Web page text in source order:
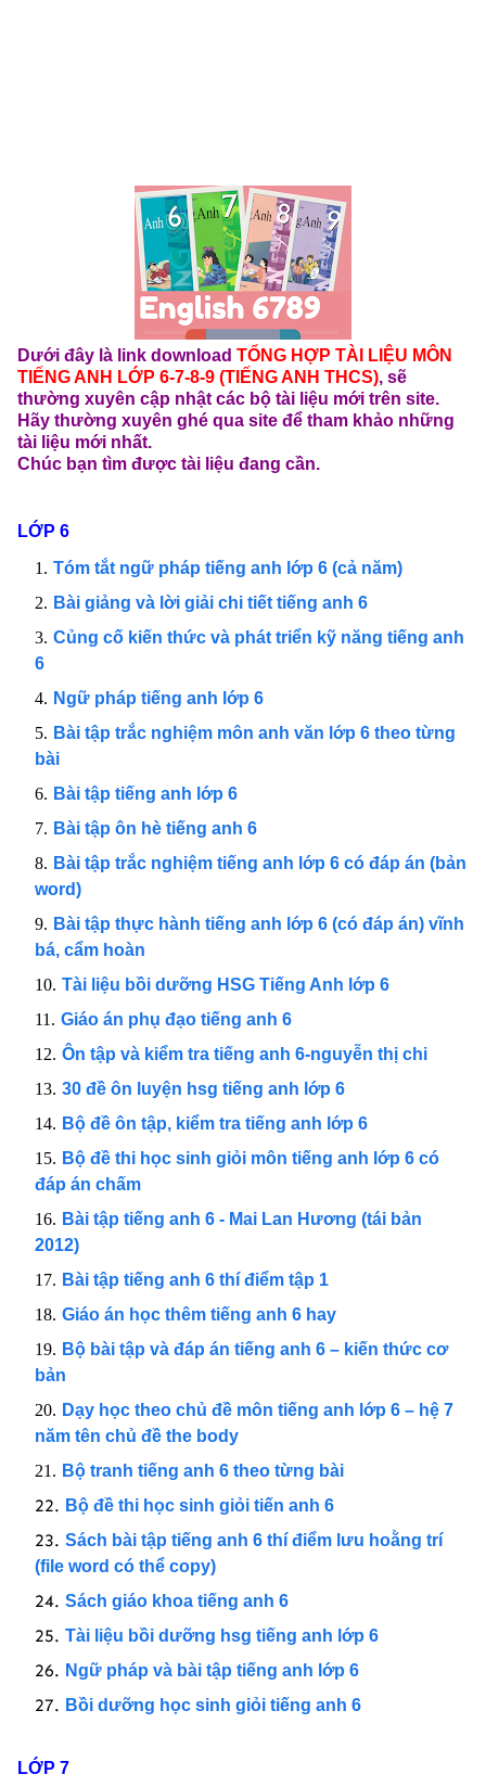
Dưới đây là link download TỔNG HỢP TÀI LIỆU MÔN
TIẾNG ANH LỚP 6-7-8-9 (TIẾNG ANH THCS), sẽ
thường xuyên cập nhật các bộ tài liệu mới trên site.
Hãy thường xuyên ghé qua site để tham khảo những
tài liệu mới nhất.
Chúc bạn tìm được tài liệu đang cần.
LỚP 6
Tóm tắt ngữ pháp tiếng anh lớp 6 (cả năm)
Bài giảng và lời giải chi tiết tiếng anh 6
Củng cố kiến thức và phát triển kỹ năng tiếng anh
6
Ngữ pháp tiếng anh lớp 6
Bài tập trắc nghiệm môn anh văn lớp 6 theo từng
bài
Bài tập tiếng anh lớp 6
Bài tập ôn hè tiếng anh 6
Bài tập trắc nghiệm tiếng anh lớp 6 có đáp án (bản
word)
Bài tập thực hành tiếng anh lớp 6 (có đáp án) vĩnh
bá, cẩm hoàn
Tài liệu bồi dưỡng HSG Tiếng Anh lớp 6
Giáo án phụ đạo tiếng anh 6
Ôn tập và kiểm tra tiếng anh 6-nguyễn thị chi
30 đề ôn luyện hsg tiếng anh lớp 6
Bộ đề ôn tập, kiểm tra tiếng anh lớp 6
Bộ đề thi học sinh giỏi môn tiếng anh lớp 6 có
đáp án chấm
Bài tập tiếng anh 6 - Mai Lan Hương (tái bản
2012)
Bài tập tiếng anh 6 thí điểm tập 1
Giáo án học thêm tiếng anh 6 hay
Bộ bài tập và đáp án tiếng anh 6 – kiến thức cơ
bản
Dạy học theo chủ đề môn tiếng anh lớp 6 – hệ 7
năm tên chủ đề the body
Bộ tranh tiếng anh 6 theo từng bài
Bộ đề thi học sinh giỏi tiến anh 6
Sách bài tập tiếng anh 6 thí điểm lưu hoằng trí
(file word có thể copy)
Sách giáo khoa tiếng anh 6
Tài liệu bồi dưỡng hsg tiếng anh lớp 6
Ngữ pháp và bài tập tiếng anh lớp 6
Bồi dưỡng học sinh giỏi tiếng anh 6
LỚP 7